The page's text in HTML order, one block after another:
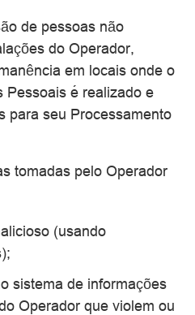
de pessoas não
do Operador,
em locais onde o
Pessoais é realizado e
para seu Processamento
tomadas pelo Operador
(usando
sistema de informações
Operador que violem ou